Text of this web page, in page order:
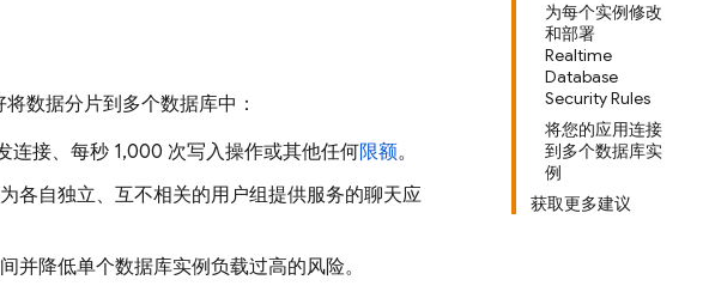
为每个实例修改
和部署
Realtime
Database
Security Rules
将您的应用连接
到多个数据库实
例
获取更多建议
将数据分片到多个数据库中：
连接、每秒 1,000 次写入操作或其他任何限额。
各自独立、互不相关的用户组提供服务的聊天应
并降低单个数据库实例负载过高的风险。